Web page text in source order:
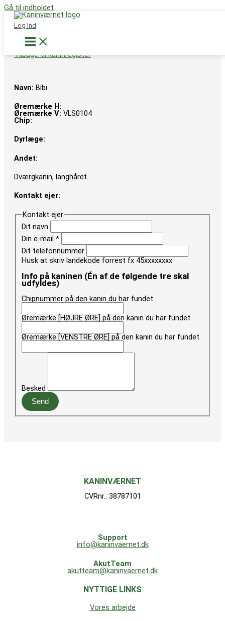
Gå til indholdet
Log Ind
Støt nu
Tilbage til kaninregister
Navn: Bibi
Øremærke H:
Øremærke V: VLS0104
Chip:
Dyrlæge:
Andet:
Dværgkanin, langhåret.
Kontakt ejer:
Kontakt ejer
Dit navn
Din e-mail *
Dit telefonnummer
Husk at skriv landekode forrest fx 45xxxxxxxx
Info på kaninen (Én af de følgende tre skal
udfyldes)
Chipnummer på den kanin du har fundet
Øremærke [HØJRE ØRE] på den kanin du har fundet
Øremærke [VENSTRE ØRE] på den kanin du har fundet
Besked
Send
KANINVÆRNET
CVRnr.: 38787101
Support
info@kaninvaernet.dk
AkutTeam
akutteam@kaninvaernet.dk
NYTTIGE LINKS
Vores arbejde